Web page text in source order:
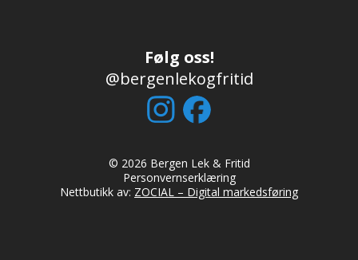
Følg oss!
@bergenlekogfritid
© 2026 Bergen Lek & Fritid
Personvernserklæring
Nettbutikk av: ZOCIAL – Digital markedsføring